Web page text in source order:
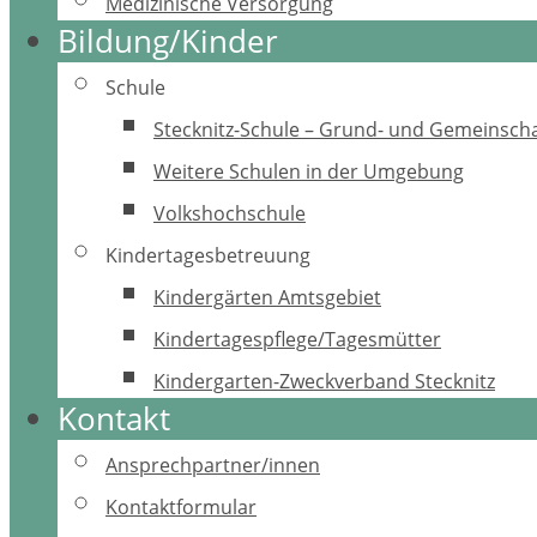
Bildung/Kinder
Schule
Stecknitz-Schule – Grund- und
Weitere Schulen in der Umgebung
Volkshochschule
Kindertagesbetreuung
Kindergärten Amtsgebiet
Kindertagespflege/Tagesmütter
Kindergarten-Zweckverband Stecknitz
Kontakt
Ansprechpartner/innen
Kontaktformular